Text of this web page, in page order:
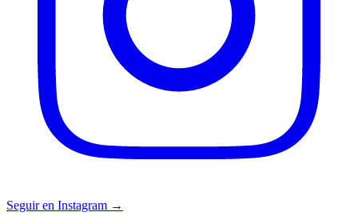
Seguir en Instagram →